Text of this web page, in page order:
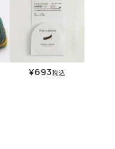
¥693税込